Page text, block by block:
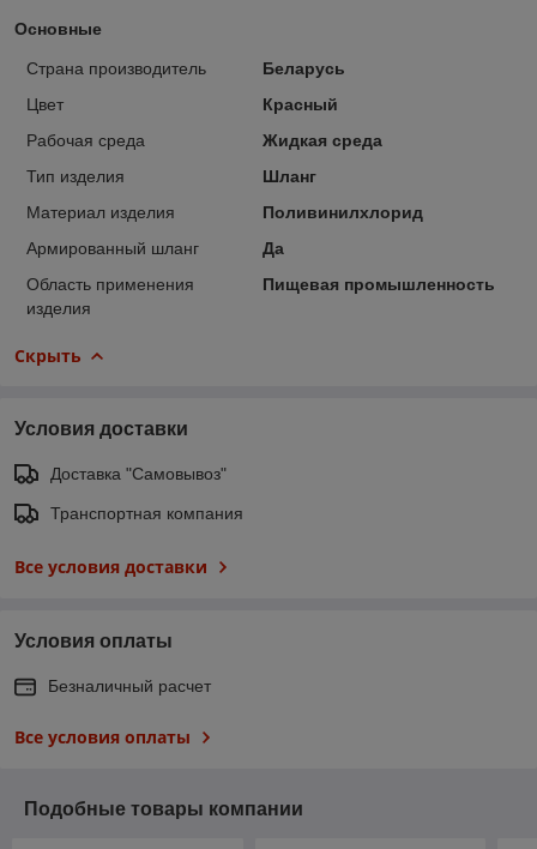
Основные
Страна производитель
Беларусь
Цвет
Красный
Рабочая среда
Жидкая среда
Тип изделия
Шланг
Материал изделия
Поливинилхлорид
Армированный шланг
Да
Область применения
изделия
Пищевая промышленность
Скрыть
Условия доставки
Доставка "Самовывоз"
Транспортная компания
Все условия доставки
Условия оплаты
Безналичный расчет
Все условия оплаты
Подобные товары компании